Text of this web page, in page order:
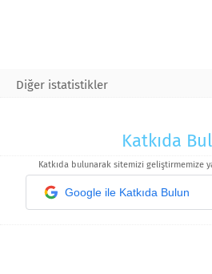
Diğer istatistikler
Katkıda
Katkıda bulunarak sitemizi geliştirmemize
Google ile Katkıda Bulun